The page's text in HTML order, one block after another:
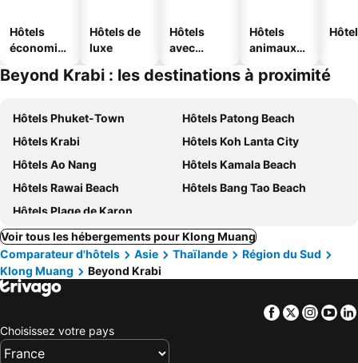
Hôtels
économiq
Hôtels de
luxe
Hôtels
avec
Hôtels
animaux
Beyond Krabi : les destinations à proximité
Hôtels Phuket-Town
Hôtels Patong Beach
Hôtels Krabi
Hôtels Koh Lanta City
Hôtels Ao Nang
Hôtels Kamala Beach
Hôtels Rawai Beach
Hôtels Bang Tao Beach
Hôtels Plage de Karon
Voir tous les hébergements pour Klong Muang
Comparateur d'hôtels
Asie Thaïlande
Région du Sud
Klong Muang
Beyond Krabi
Facebook
Twitter
Choisissez votre pays